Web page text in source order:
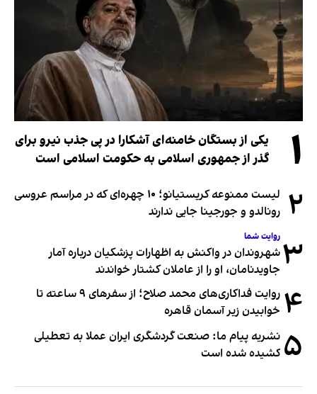
۱
یکی از بستگان خامنه‌ای آشکارا در پی جذب نیرو برای
گذر از جمهوری اسلامی به حکومت اسلامی است
۲
لیست ممنوعه کریستیانو؛ ۱۰ چهره‌ای که در مراسم عروسی
رونالدو و جورجینا جایی ندارند
۳ روایت شما
شهروندان در واکنش به اظهارات پزشکیان درباره آمار
جاویدنامان، او را از عاملان کشتار خواندند
۴
روایت فداکاری‌های محمد صلاح؛ از سفرهای ۹ ساعته تا
خوابیدن زیر آسمان قاهره
۵ نشریه پیام ما: صنعت گردشگری ایران عملا به تعطیلی
کشیده شده است